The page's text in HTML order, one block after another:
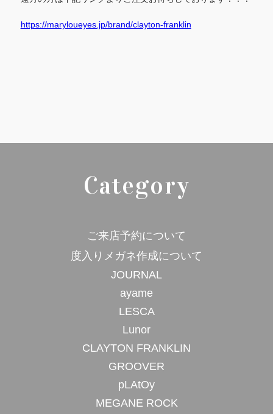
https://maryloueyes.jp/brand/clayton-franklin
Category
ご来店予約について
度入りメガネ作成について
JOURNAL
ayame
LESCA
Lunor
CLAYTON FRANKLIN
GROOVER
pLAtOy
MEGANE ROCK